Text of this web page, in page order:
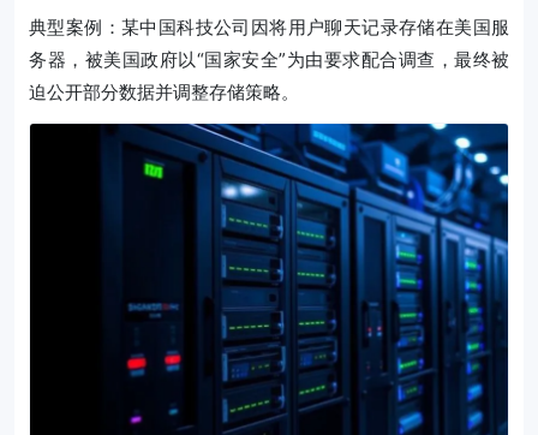
典型案例：某中国科技公司因将用户聊天记录存储在美国服
务器，被美国政府以“国家安全”为由要求配合调查，最终被
迫公开部分数据并调整存储策略。